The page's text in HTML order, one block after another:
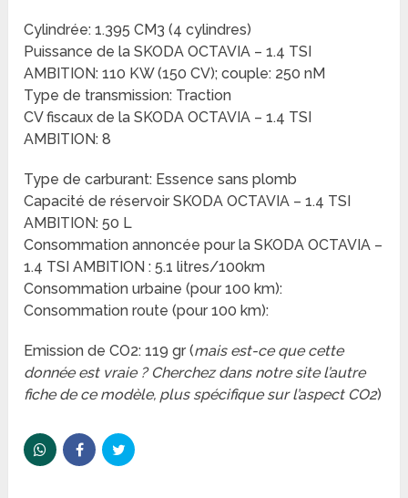
Cylindrée: 1.395 CM3 (4 cylindres)
Puissance de la SKODA OCTAVIA – 1.4 TSI
AMBITION: 110 KW (150 CV); couple: 250 nM
Type de transmission: Traction
CV fiscaux de la SKODA OCTAVIA – 1.4 TSI
AMBITION: 8
Type de carburant: Essence sans plomb
Capacité de réservoir SKODA OCTAVIA – 1.4 TSI
AMBITION: 50 L
Consommation annoncée pour la SKODA OCTAVIA –
1.4 TSI AMBITION : 5.1 litres/100km
Consommation urbaine (pour 100 km):
Consommation route (pour 100 km):
Emission de CO2: 119 gr (mais est-ce que cette
donnée est vraie ? Cherchez dans notre site l’autre
fiche de ce modèle, plus spécifique sur l’aspect CO2)